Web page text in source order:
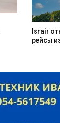
Israir
рейсы